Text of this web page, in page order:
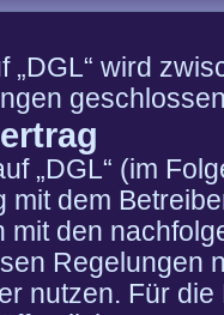
„DGL“ wird
„DGL“ (im
mit dem
mit den
Regelungen
nutzen. Für